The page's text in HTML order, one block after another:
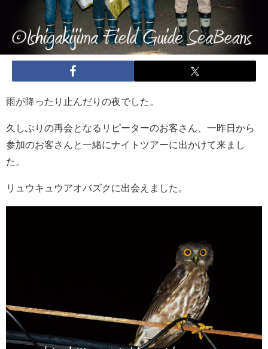
雨が降ったり止んだりの夜でした。
久しぶりの再会となるリピーターのお客さん、一昨日から
参加のお客さんと一緒にナイトツアーに出かけて来まし
た。
リュウキュウアオバズクに出会えました。